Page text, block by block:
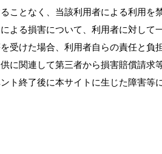
ことなく、当該利用者による利用を
よる損害について、利用者に対し
受けた場合、利用者自らの責任と
に関連して第三者から損害賠償請
ト終了後に本サイトに生じた障害